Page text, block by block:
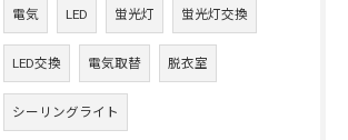
電気 LED 蛍光灯 蛍光灯交換
LED交換 電気取替 脱衣室
シーリングライト